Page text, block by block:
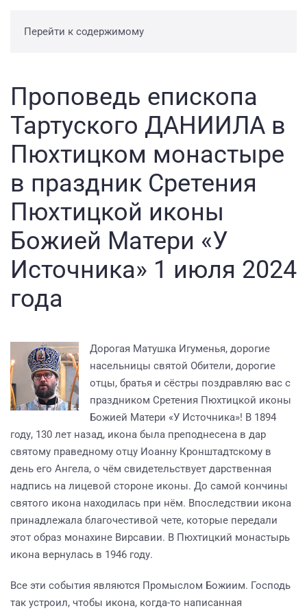
Перейти к содержимому
Проповедь епископа
Тартуского ДАНИИЛА в
Пюхтицком монастыре
в праздник Сретения
Пюхтицкой иконы
Божией Матери «У
Источника» 1 июля 2024
года
Дорогая Матушка Игуменья, дорогие
насельницы святой Обители, дорогие
отцы, братья и сёстры поздравляю вас с
праздником Сретения Пюхтицкой иконы
Божией Матери «У Источника»! В 1894
году, 130 лет назад, икона была преподнесена в дар
святому праведному отцу Иоанну Кронштадтскому в
день его Ангела, о чём свидетельствует дарственная
надпись на лицевой стороне иконы. До самой кончины
святого икона находилась при нём. Впоследствии икона
принадлежала благочестивой чете, которые передали
этот образ монахине Вирсавии. В Пюхтицкий монастырь
икона вернулась в 1946 году.
Все эти события являются Промыслом Божиим. Господь
так устроил, чтобы икона, когда-то написанная